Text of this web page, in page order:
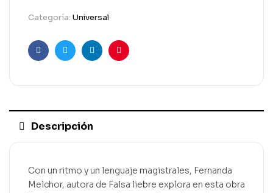
Categoría: Universal
FacebookGorjeoLinkedInPinterest
Descripción
Con un ritmo y un lenguaje magistrales, Fernanda
Melchor, autora de Falsa liebre explora en esta obra